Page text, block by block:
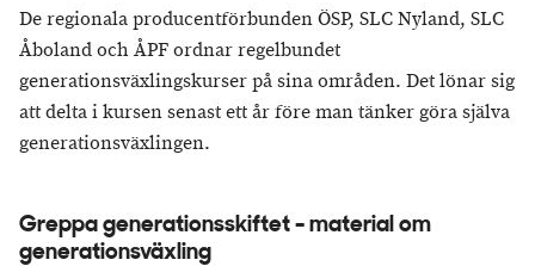
De regionala producentförbunden ÖSP, SLC Nyland, SLC
Åboland och ÅPF ordnar regelbundet
generationsväxlingskurser på sina områden. Det lönar sig
att delta i kursen senast ett år före man tänker göra själva
generationsväxlingen.
Greppa generationsskiftet - material om
generationsväxling